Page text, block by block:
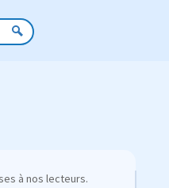
à nos lecteurs.